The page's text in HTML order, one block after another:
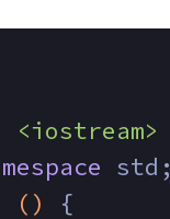
<iostream>
std;
()
{